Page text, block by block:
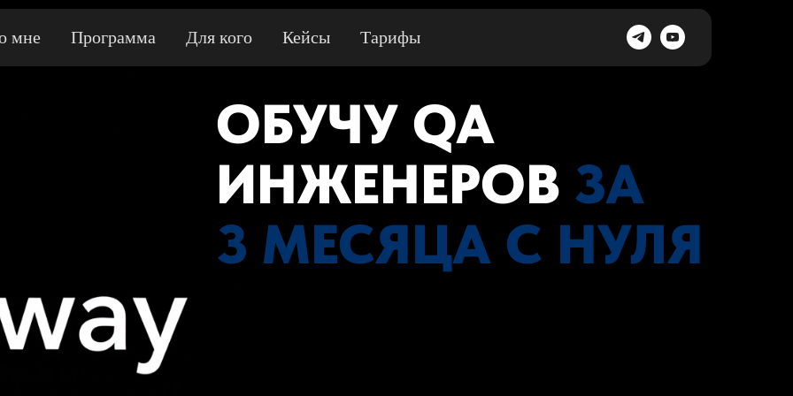
мне Программа Для кого Кейсы Тарифы
ОБУЧУ QA
ИНЖЕНЕРОВ ЗА
3 МЕСЯЦА С НУЛЯ